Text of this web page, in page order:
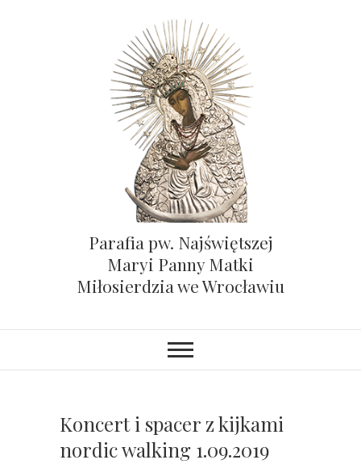
Parafia pw. Najświętszej
Maryi Panny Matki
Miłosierdzia we Wrocławiu
Koncert i spacer z kijkami
nordic walking 1.09.2019